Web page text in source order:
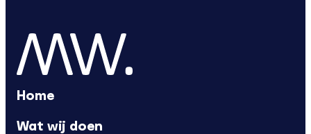
Home
Wat wij doen